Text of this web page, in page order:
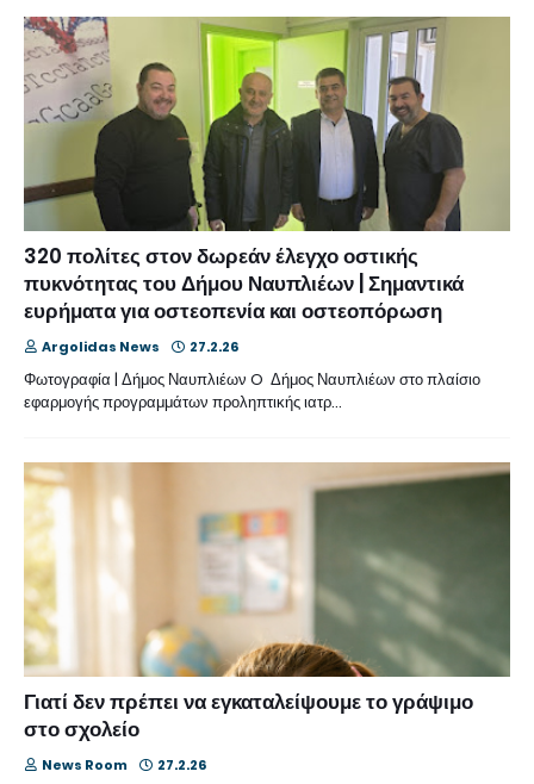
320 πολίτες στον δωρεάν έλεγχο οστικής
πυκνότητας του Δήμου Ναυπλιέων | Σημαντικά
ευρήματα για οστεοπενία και οστεοπόρωση
Argolidas News 27.2.26
Φωτογραφία | Δήμος Ναυπλιέων O Δήμος Ναυπλιέων στο πλαίσιο
εφαρμογής προγραμμάτων προληπτικής ιατρ…
Γιατί δεν πρέπει να εγκαταλείψουμε το γράψιμο
στο σχολείο
News Room 27.2.26